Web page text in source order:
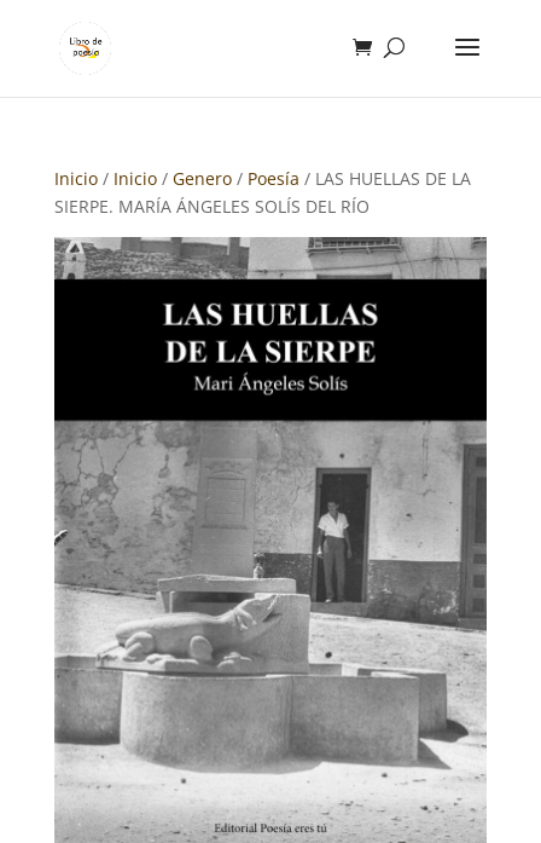
Inicio/ Inicio/ Genero/ Poesía / LAS HUELLAS DE LA
SIERPE. MARÍA ÁNGELES SOLÍS DEL RÍO